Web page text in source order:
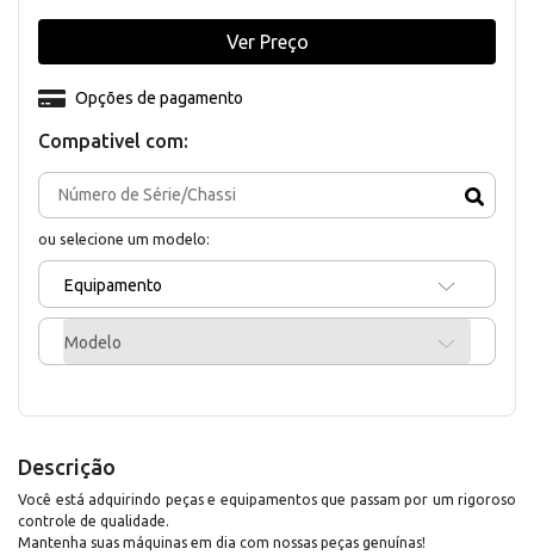
Compativel com:
ou selecione um modelo:
Equipamento
Modelo
Opções de pagamento
Ver Preço
Descrição
Você está adquirindo peças e equipamentos que passam por um rigoroso
controle de qualidade.
Mantenha suas máquinas em dia com nossas peças genuínas!